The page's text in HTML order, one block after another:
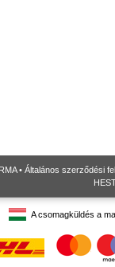
RMA• Általános szerződési
A csomagküldés a